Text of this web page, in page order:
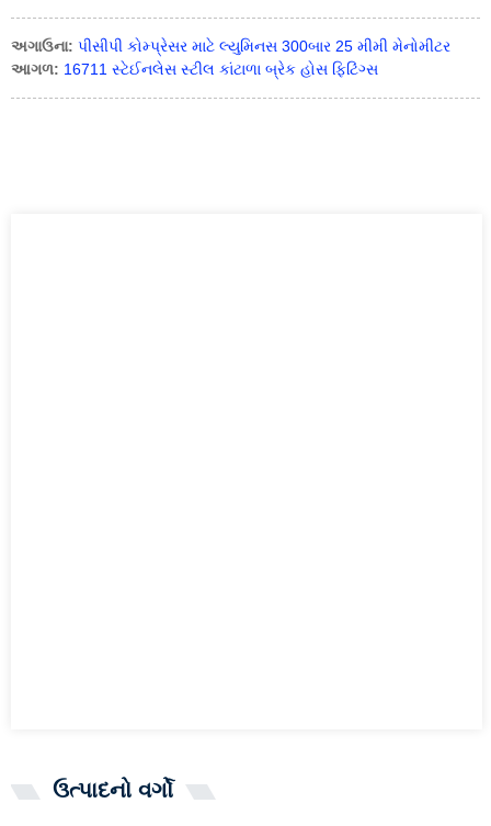
અગાઉના: પીસીપી કોમ્પ્રેસર માટે લ્યુમિનસ 300બાર 25 મીમી મેનોમીટર
આગળ: 16711 સ્ટેઈનલેસ સ્ટીલ કાંટાળા બ્રેક હોસ ફિટિંગ્સ
ઉત્પાદનો વર્ગો